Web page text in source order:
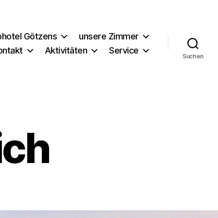
Götzens
unsere Zimmer
Aktivitäten Service
Suchen